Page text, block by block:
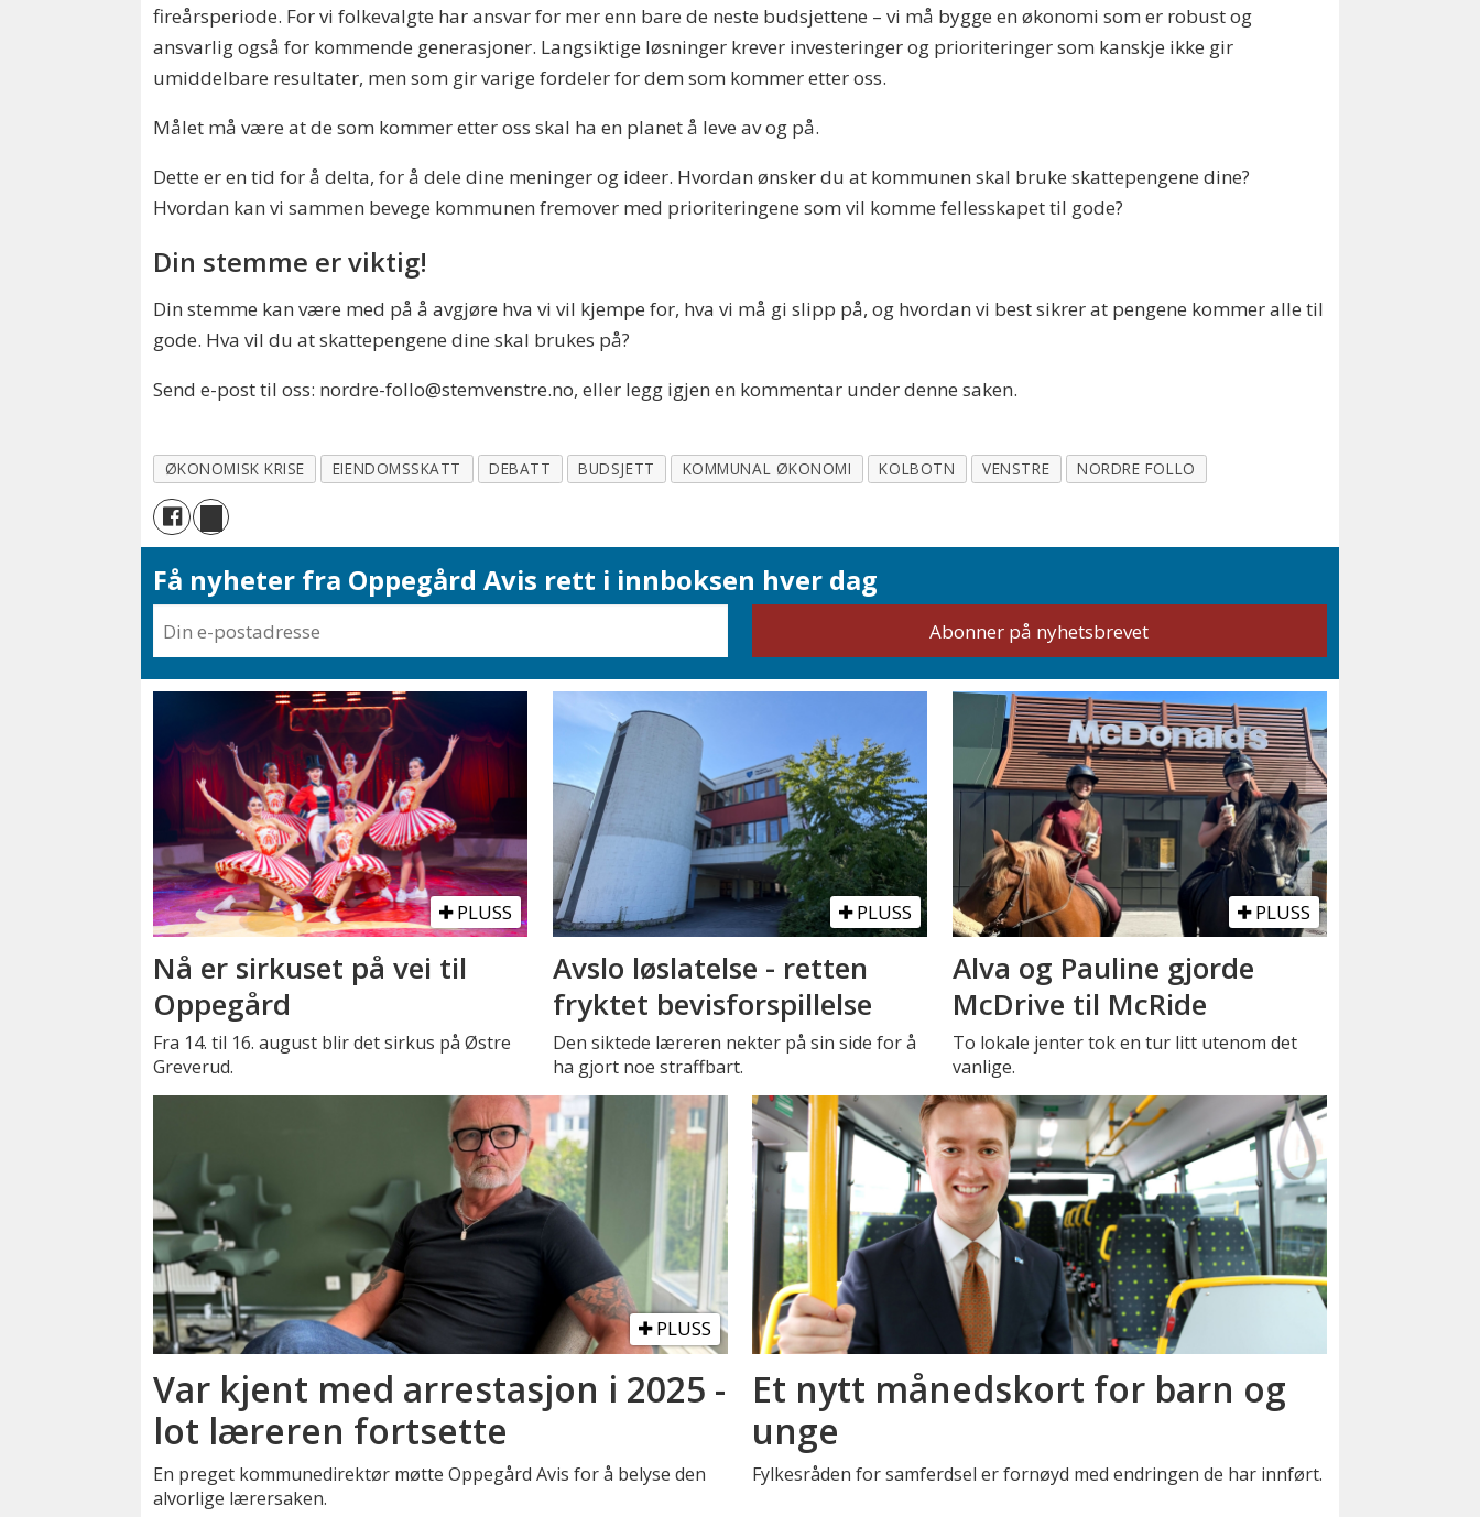
fireårsperiode. For vi folkevalgte har ansvar for mer enn bare de neste budsjettene – vi må bygge en økonomi som er robust og
ansvarlig også for kommende generasjoner. Langsiktige løsninger krever investeringer og prioriteringer som kanskje ikke gir
umiddelbare resultater, men som gir varige fordeler for dem som kommer etter oss.
Målet må være at de som kommer etter oss skal ha en planet å leve av og på.
Dette er en tid for å delta, for å dele dine meninger og ideer. Hvordan ønsker du at kommunen skal bruke skattepengene dine?
Hvordan kan vi sammen bevege kommunen fremover med prioriteringene som vil komme fellesskapet til gode?
Din stemme er viktig!
Din stemme kan være med på å avgjøre hva vi vil kjempe for, hva vi må gi slipp på, og hvordan vi best sikrer at pengene kommer alle til
gode. Hva vil du at skattepengene dine skal brukes på?
Send e-post til oss: nordre-follo@stemvenstre.no, eller legg igjen en kommentar under denne saken.
ØKONOMISK KRISE EIENDOMSSKATT DEBATT BUDSJETT KOMMUNAL ØKONOMI KOLBOTN VENSTRE NORDRE FOLLO
Få nyheter fra Oppegård Avis rett i innboksen hver dag
PLUSS
Nå er sirkuset på vei til
Oppegård
Fra 14. til 16. august blir det sirkus på Østre
Greverud.
PLUSS
Avslo løslatelse - retten
fryktet bevisforspillelse
Den siktede læreren nekter på sin side for å
ha gjort noe straffbart.
PLUSS
Alva og Pauline gjorde
McDrive til McRide
To lokale jenter tok en tur litt utenom det
vanlige.
PLUSS
Var kjent med arrestasjon i 2025 -
lot læreren fortsette
En preget kommunedirektør møtte Oppegård Avis for å belyse den
alvorlige lærersaken.
Et nytt månedskort for barn og
unge
Fylkesråden for samferdsel er fornøyd med endringen de har innført.